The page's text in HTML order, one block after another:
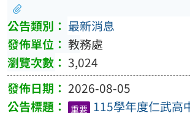
最新消息
教務處
3,024
2026-08-05
重要 115學年度仁武高